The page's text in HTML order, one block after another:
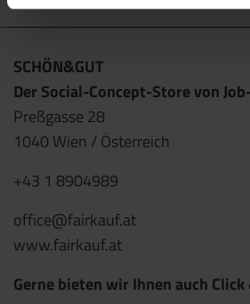
SCHÖN&GUT
Der Social-Concept-Store von
Preßgasse 28
1040 Wien / Österreich
+43 1 8904989
office@fairkauf.at
www.fairkauf.at
Gerne bieten wir Ihnen auch